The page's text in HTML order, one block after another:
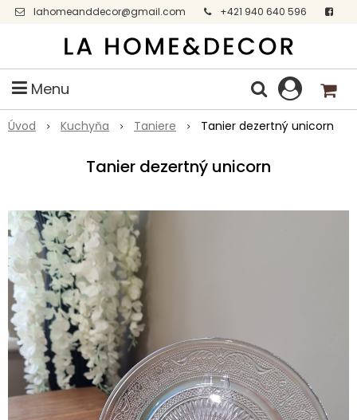
lahomeanddecor@gmail.com
+421 940 640 596
Facebook
Menu
Úvod Kuchyňa Taniere Tanier dezertný unicorn
Tanier dezertný unicorn